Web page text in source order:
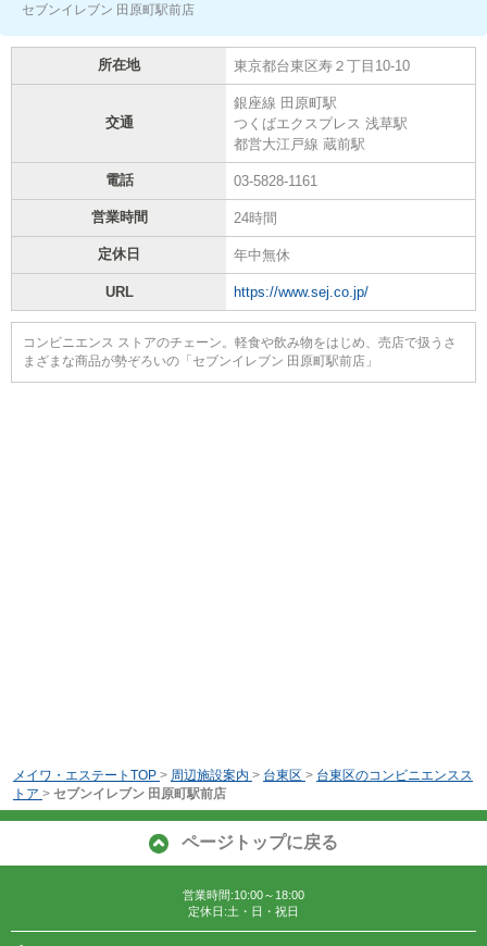
セブンイレブン 田原町駅前店
所在地 東京都台東区寿２丁目10-10
交通
銀座線 田原町駅
つくばエクスプレス 浅草駅
都営大江戸線 蔵前駅
電話 03-5828-1161
営業時間 24時間
定休日 年中無休
URL https://www.sej.co.jp/
コンビニエンス ストアのチェーン。軽食や飲み物をはじめ、売店で扱うさ
まざまな商品が勢ぞろいの「セブンイレブン 田原町駅前店」
メイワ・エステートTOP > 周辺施設案内 > 台東区 > 台東区のコンビニエンスス
トア > セブンイレブン 田原町駅前店
ページトップに戻る
営業時間:10:00～18:00
定休日:土・日・祝日